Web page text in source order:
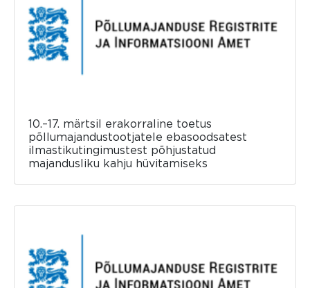
10.–17. märtsil erakorraline toetus
põllumajandustootjatele ebasoodsatest
ilmastikutingimustest põhjustatud
majandusliku kahju hüvitamiseks